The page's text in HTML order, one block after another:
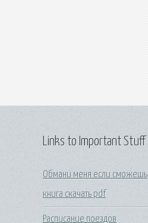
Links to Important Stuff
Обмани меня если сможешь
книга скачать pdf
Расписание поездов